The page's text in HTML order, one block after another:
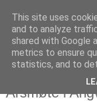
Årsmøte i
This site uses
and to analyze
shared with Google
metrics to ensure
statistics, and to